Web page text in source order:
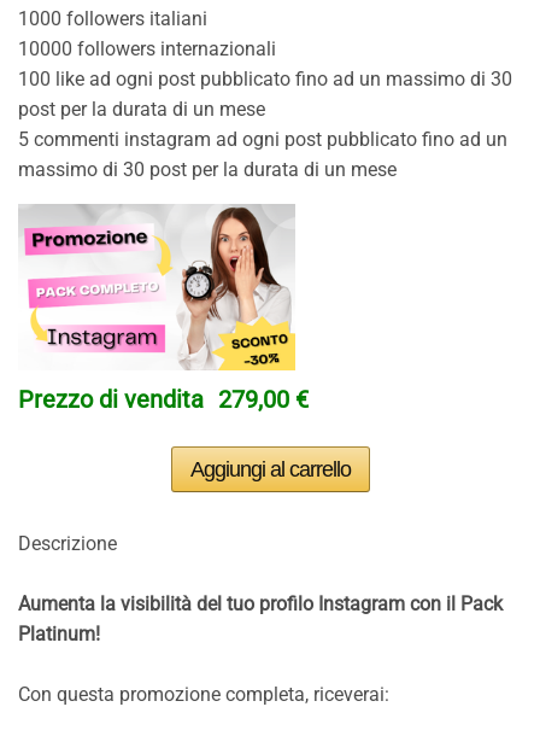
1000 followers italiani
10000 followers internazionali
100 like ad ogni post pubblicato fino ad un massimo di 30
post per la durata di un mese
5 commenti instagram ad ogni post pubblicato fino ad un
massimo di 30 post per la durata di un mese
Prezzo di vendita 279,00 €
Descrizione
Aumenta la visibilità del tuo profilo Instagram con il Pack
Platinum!
Con questa promozione completa, riceverai: